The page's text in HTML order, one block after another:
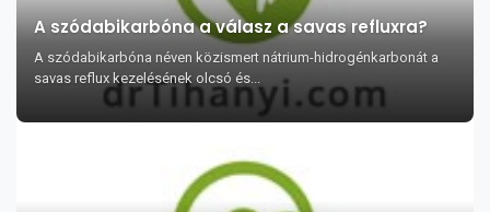
A szódabikarbóna a válasz a savas refluxra?
A szódabikarbóna néven közismert nátrium-hidrogénkarbonát a
savas reflux kezelésének olcsó és...